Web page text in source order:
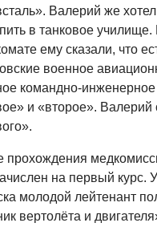
Валерий же
в танковое
ему сказали, что
военное
командно-
и «второе». Валерий
прохождения
на первый курс.
молодой лейтенант
вертолёта и